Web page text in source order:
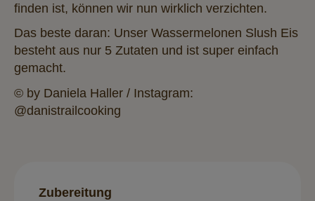
finden ist, können wir nun wirklich verzichten.
Das beste daran: Unser Wassermelonen Slush Eis
besteht aus nur 5 Zutaten und ist super einfach
gemacht.
© by Daniela Haller / Instagram:
@danistrailcooking
Zubereitung